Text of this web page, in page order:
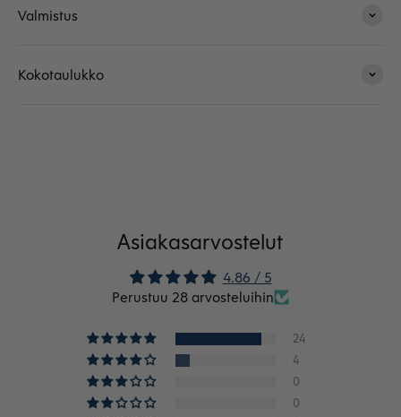
Valmistus
Kokotaulukko
Asiakasarvostelut
4.86 / 5
Perustuu 28 arvosteluihin
24
4
0
0